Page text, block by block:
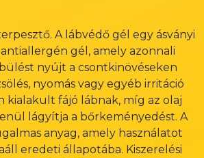
A lábvédő gél egy ásványi
gél, amely azonnali
nyújt a csontkinövéseken
nyomás vagy egyéb irritáció
kialakult fájó lábnak, míg az olaj
lágyítja a bőrkeményedést. A
anyag, amely használatot
eredeti állapotába. Kiszerelési